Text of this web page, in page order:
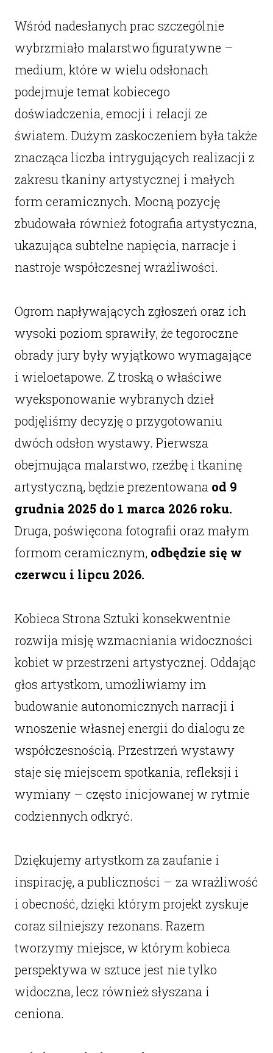
Wśród nadesłanych prac szczególnie
wybrzmiało malarstwo figuratywne –
medium, które w wielu odsłonach
podejmuje temat kobiecego
doświadczenia, emocji i relacji ze
światem. Dużym zaskoczeniem była także
znacząca liczba intrygujących realizacji z
zakresu tkaniny artystycznej i małych
form ceramicznych. Mocną pozycję
zbudowała również fotografia artystyczna,
ukazująca subtelne napięcia, narracje i
nastroje współczesnej wrażliwości.
Ogrom napływających zgłoszeń oraz ich
wysoki poziom sprawiły, że tegoroczne
obrady jury były wyjątkowo wymagające
i wieloetapowe. Z troską o właściwe
wyeksponowanie wybranych dzieł
podjęliśmy decyzję o przygotowaniu
dwóch odsłon wystawy. Pierwsza
obejmująca malarstwo, rzeźbę i tkaninę
artystyczną, będzie prezentowana od 9
grudnia 2025 do 1 marca 2026 roku.
Druga, poświęcona fotografii oraz małym
formom ceramicznym, odbędzie się w
czerwcu i lipcu 2026.
Kobieca Strona Sztuki konsekwentnie
rozwija misję wzmacniania widoczności
kobiet w przestrzeni artystycznej. Oddając
głos artystkom, umożliwiamy im
budowanie autonomicznych narracji i
wnoszenie własnej energii do dialogu ze
współczesnością. Przestrzeń wystawy
staje się miejscem spotkania, refleksji i
wymiany – często inicjowanej w rytmie
codziennych odkryć.
Dziękujemy artystkom za zaufanie i
inspirację, a publiczności – za wrażliwość
i obecność, dzięki którym projekt zyskuje
coraz silniejszy rezonans. Razem
tworzymy miejsce, w którym kobieca
perspektywa w sztuce jest nie tylko
widoczna, lecz również słyszana i
ceniona.